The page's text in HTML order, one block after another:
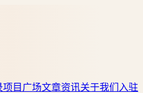
项目广场文章资讯关于我们 入驻